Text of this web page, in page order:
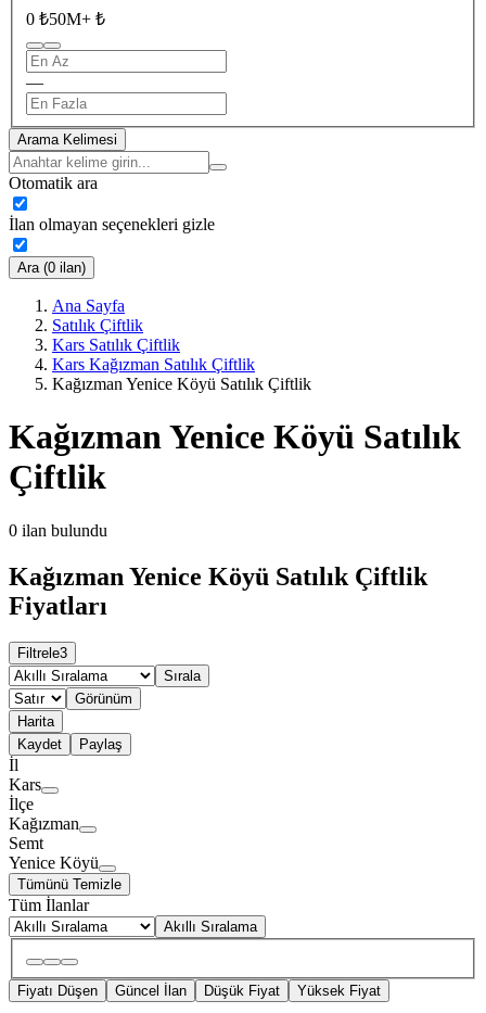
0 ₺50M+ ₺
—
Arama Kelimesi
Otomatik ara
İlan olmayan seçenekleri gizle
Ara (0 ilan)
Ana Sayfa
Satılık Çiftlik
Kars Satılık Çiftlik
Kars Kağızman Satılık Çiftlik
Kağızman Yenice Köyü Satılık Çiftlik
Kağızman Yenice Köyü Satılık
Çiftlik
0 ilan bulundu
Kağızman Yenice Köyü Satılık Çiftlik
Fiyatları
Filtrele3
Sırala
Görünüm
Harita
Kaydet
Paylaş
İl
Kars
İlçe
Kağızman
Semt
Yenice Köyü
Tümünü Temizle
Tüm İlanlar
Akıllı Sıralama
Fiyatı Düşen Güncel İlan Düşük Fiyat Yüksek Fiyat